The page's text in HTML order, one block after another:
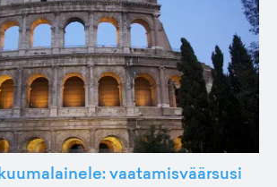
vaatamisväärsusi